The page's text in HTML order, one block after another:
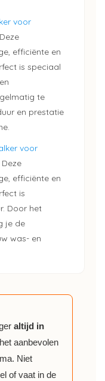
voor
efficiënte en
is speciaal
te
en prestatie
voor
Deze
efficiënte en
is
Door het
je de
was- en
altijd in
aanbevolen
Niet
of vaat in de